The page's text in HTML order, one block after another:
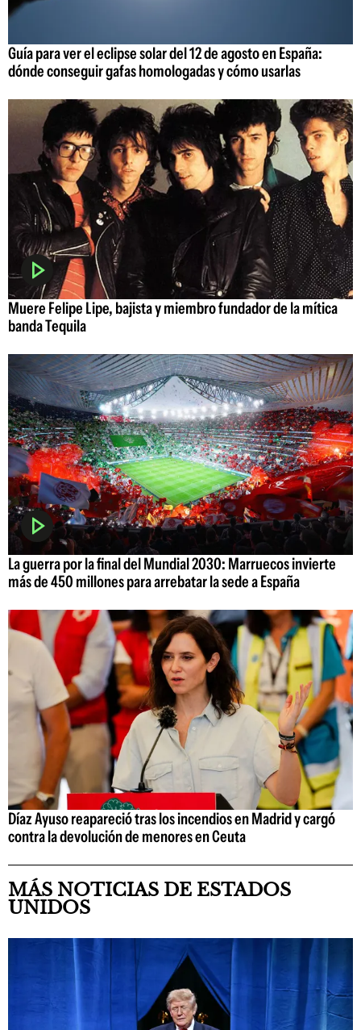
Guía para ver el eclipse solar del 12 de agosto en España:
dónde conseguir gafas homologadas y cómo usarlas
Muere Felipe Lipe, bajista y miembro fundador de la mítica
banda Tequila
La guerra por la final del Mundial 2030: Marruecos invierte
más de 450 millones para arrebatar la sede a España
Díaz Ayuso reapareció tras los incendios en Madrid y cargó
contra la devolución de menores en Ceuta
MÁS NOTICIAS DE ESTADOS
UNIDOS